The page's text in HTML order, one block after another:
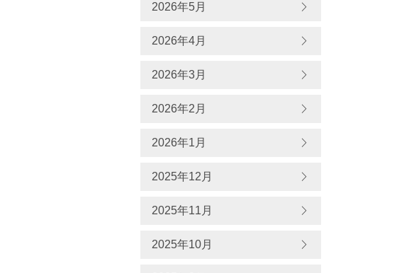
2026年5月
2026年4月
2026年3月
2026年2月
2026年1月
2025年12月
2025年11月
2025年10月